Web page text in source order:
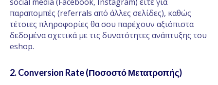
παραπομπές (referrals από άλλες σελίδες), καθώς
τέτοιες πληροφορίες θα σου παρέχουν αξιόπιστα
δεδομένα σχετικά με τις δυνατότητες ανάπτυξης του
eshop.
2. Conversion Rate (Ποσοστό Μετατροπής)